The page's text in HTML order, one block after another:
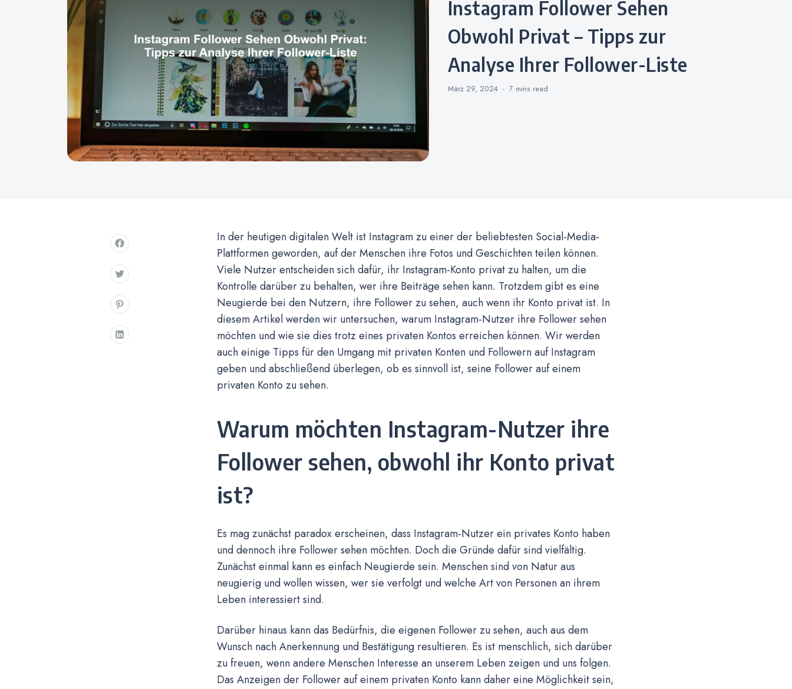
Instagram Follower Sehen
Obwohl Privat – Tipps zur
Analyse Ihrer Follower-Liste
März 29, 2024 7 mins read
In der heutigen digitalen Welt ist Instagram zu einer der beliebtesten Social-Media-
Plattformen geworden, auf der Menschen ihre Fotos und Geschichten teilen können.
Viele Nutzer entscheiden sich dafür, ihr Instagram-Konto privat zu halten, um die
Kontrolle darüber zu behalten, wer ihre Beiträge sehen kann. Trotzdem gibt es eine
Neugierde bei den Nutzern, ihre Follower zu sehen, auch wenn ihr Konto privat ist. In
diesem Artikel werden wir untersuchen, warum Instagram-Nutzer ihre Follower sehen
möchten und wie sie dies trotz eines privaten Kontos erreichen können. Wir werden
auch einige Tipps für den Umgang mit privaten Konten und Followern auf Instagram
geben und abschließend überlegen, ob es sinnvoll ist, seine Follower auf einem
privaten Konto zu sehen.
Warum möchten Instagram-Nutzer ihre
Follower sehen, obwohl ihr Konto privat
ist?
Es mag zunächst paradox erscheinen, dass Instagram-Nutzer ein privates Konto haben
und dennoch ihre Follower sehen möchten. Doch die Gründe dafür sind vielfältig.
Zunächst einmal kann es einfach Neugierde sein. Menschen sind von Natur aus
neugierig und wollen wissen, wer sie verfolgt und welche Art von Personen an ihrem
Leben interessiert sind.
Darüber hinaus kann das Bedürfnis, die eigenen Follower zu sehen, auch aus dem
Wunsch nach Anerkennung und Bestätigung resultieren. Es ist menschlich, sich darüber
zu freuen, wenn andere Menschen Interesse an unserem Leben zeigen und uns folgen.
Das Anzeigen der Follower auf einem privaten Konto kann daher eine Möglichkeit sein,